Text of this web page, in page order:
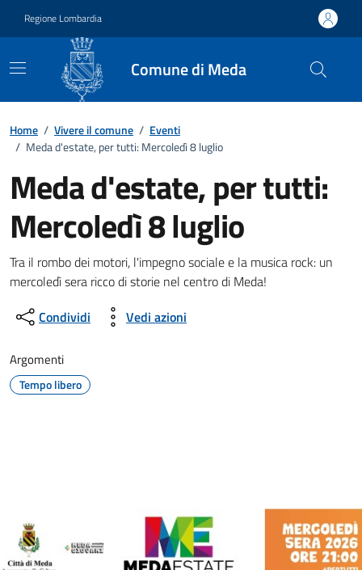
Regione Lombardia
Comune di Meda
Home / Vivere il comune / Eventi
/ Meda d'estate, per tutti: Mercoledì 8 luglio
Meda d'estate, per tutti:
Mercoledì 8 luglio
Dettagli della notizia
Tra il rombo dei motori, l'impegno sociale e la musica rock: un
mercoledì sera ricco di storie nel centro di Meda!
Condividi
Vedi azioni
Argomenti
Tempo libero